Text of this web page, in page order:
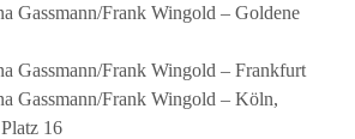
Gassmann/Frank Wingold – Goldene
Gassmann/Frank Wingold – Frankfurt
Gassmann/Frank Wingold – Köln,
16